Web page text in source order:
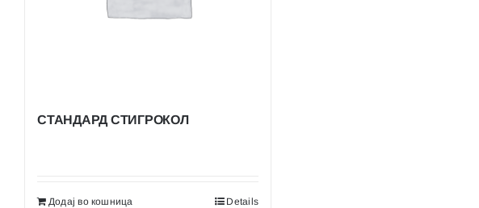
АКРИЛНИ МАЛТЕРИ И БОИ
СТАНДАРД СТИГРОКОЛ
Додај во кошница Details